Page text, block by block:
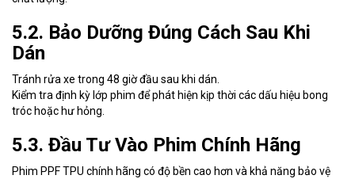
5.2. Bảo Dưỡng Đúng Cách Sau Khi
Dán
Tránh rửa xe trong 48 giờ đầu sau khi dán.
Kiểm tra định kỳ lớp phim để phát hiện kịp thời các dấu hiệu bong
tróc hoặc hư hỏng.
5.3. Đầu Tư Vào Phim Chính Hãng
Phim PPF TPU chính hãng có độ bền cao hơn và khả năng bảo vệ